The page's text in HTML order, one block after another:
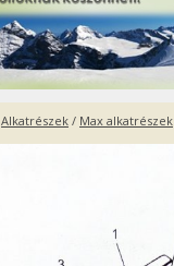
Alkatrészek / Max alkatrészek